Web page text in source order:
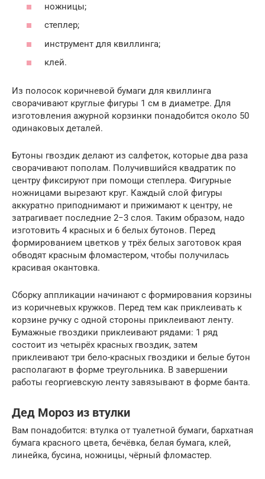
ножницы;
степлер;
инструмент для квиллинга;
клей.
Из полосок коричневой бумаги для квиллинга
сворачивают круглые фигуры 1 см в диаметре. Для
изготовления ажурной корзинки понадобится около 50
одинаковых деталей.
Бутоны гвоздик делают из салфеток, которые два раза
сворачивают пополам. Получившийся квадратик по
центру фиксируют при помощи степлера. Фигурные
ножницами вырезают круг. Каждый слой фигуры
аккуратно приподнимают и прижимают к центру, не
затрагивает последние 2−3 слоя. Таким образом, надо
изготовить 4 красных и 6 белых бутонов. Перед
формированием цветков у трёх белых заготовок края
обводят красным фломастером, чтобы получилась
красивая окантовка.
Сборку аппликации начинают с формирования корзины
из коричневых кружков. Перед тем как приклеивать к
корзине ручку с одной стороны приклеивают ленту.
Бумажные гвоздики приклеивают рядами: 1 ряд
состоит из четырёх красных гвоздик, затем
приклеивают три бело-красных гвоздики и белые бутон
располагают в форме треугольника. В завершении
работы георгиевскую ленту завязывают в форме банта.
Дед Мороз из втулки
Вам понадобится: втулка от туалетной бумаги, бархатная
бумага красного цвета, бечёвка, белая бумага, клей,
линейка, бусина, ножницы, чёрный фломастер.